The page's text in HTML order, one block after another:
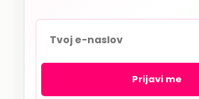
Prijavi me